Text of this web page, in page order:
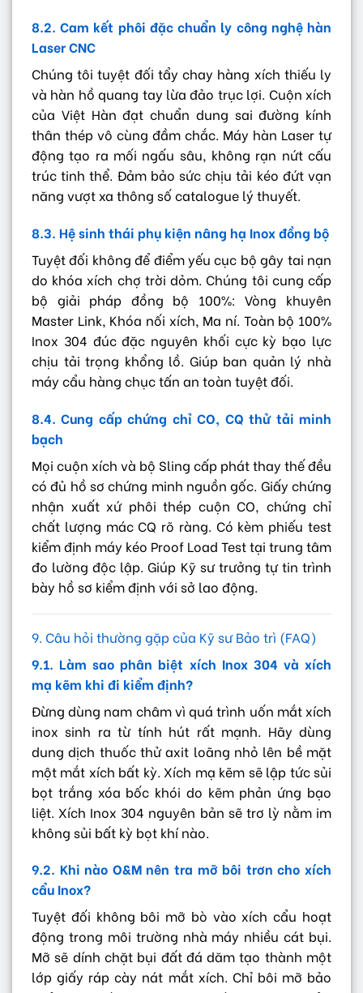
8.2. Cam kết phôi đặc chuẩn ly công nghệ hàn
Laser CNC
Chúng tôi tuyệt đối tẩy chay hàng xích thiếu ly
và hàn hồ quang tay lừa đảo trục lợi. Cuộn xích
của Việt Hàn đạt chuẩn dung sai đường kính
thân thép vô cùng đầm chắc. Máy hàn Laser tự
động tạo ra mối ngấu sâu, không rạn nứt cấu
trúc tinh thể. Đảm bảo sức chịu tải kéo đứt vạn
năng vượt xa thông số catalogue lý thuyết.
8.3. Hệ sinh thái phụ kiện nâng hạ Inox đồng bộ
Tuyệt đối không để điểm yếu cục bộ gây tai nạn
do khóa xích chợ trời dỏm. Chúng tôi cung cấp
bộ giải pháp đồng bộ 100%: Vòng khuyên
Master Link, Khóa nối xích, Ma ní. Toàn bộ 100%
Inox 304 đúc đặc nguyên khối cực kỳ bạo lực
chịu tải trọng khổng lồ. Giúp ban quản lý nhà
máy cẩu hàng chục tấn an toàn tuyệt đối.
8.4. Cung cấp chứng chỉ CO, CQ thử tải minh
bạch
Mọi cuộn xích và bộ Sling cấp phát thay thế đều
có đủ hồ sơ chứng minh nguồn gốc. Giấy chứng
nhận xuất xứ phôi thép cuộn CO, chứng chỉ
chất lượng mác CQ rõ ràng. Có kèm phiếu test
kiểm định máy kéo Proof Load Test tại trung tâm
đo lường độc lập. Giúp Kỹ sư trưởng tự tin trình
bày hồ sơ kiểm định với sở lao động.
9. Câu hỏi thường gặp của Kỹ sư Bảo trì (FAQ)
9.1. Làm sao phân biệt xích Inox 304 và xích
mạ kẽm khi đi kiểm định?
Đừng dùng nam châm vì quá trình uốn mắt xích
inox sinh ra từ tính hút rất mạnh. Hãy dùng
dung dịch thuốc thử axit loãng nhỏ lên bề mặt
một mắt xích bất kỳ. Xích mạ kẽm sẽ lập tức sủi
bọt trắng xóa bốc khói do kẽm phản ứng bạo
liệt. Xích Inox 304 nguyên bản sẽ trơ lỳ nằm im
không sủi bất kỳ bọt khí nào.
9.2. Khi nào O&M nên tra mỡ bôi trơn cho xích
cẩu Inox?
Tuyệt đối không bôi mỡ bò vào xích cẩu hoạt
động trong môi trường nhà máy nhiều cát bụi.
Mỡ sẽ dính chặt bụi đất đá dăm tạo thành một
lớp giấy ráp cày nát mắt xích. Chỉ bôi mỡ bảo